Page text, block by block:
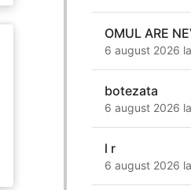
OMUL ARE
6 august 2026
botezata
6 august 2026
l r
6 august 2026